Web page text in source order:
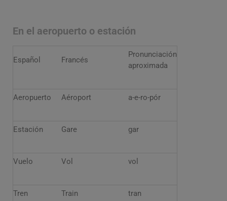
En el aeropuerto o estación
Español Francés
Pronunciación
aproximada
Aeropuerto Aéroport a-e-ro-pór
Estación Gare gar
Vuelo Vol vol
Tren Train tran